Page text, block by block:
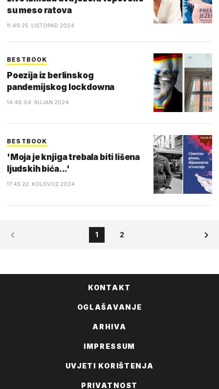
su meso ratova
11:49 25. LISTOPAD 2024.
BESTBOOK
Poezija iz berlinskog
pandemijskog lockdowna
14:48 04. RUJAN 2024.
BESTBOOK
'Moja je knjiga trebala biti lišena
ljudskih bića...'
17:45 22. KOLOVOZ 2024.
1 2
KONTAKT
OGLAŠAVANJE
ARHIVA
IMPRESSUM
UVJETI KORIŠTENJA
PRIVATNOST